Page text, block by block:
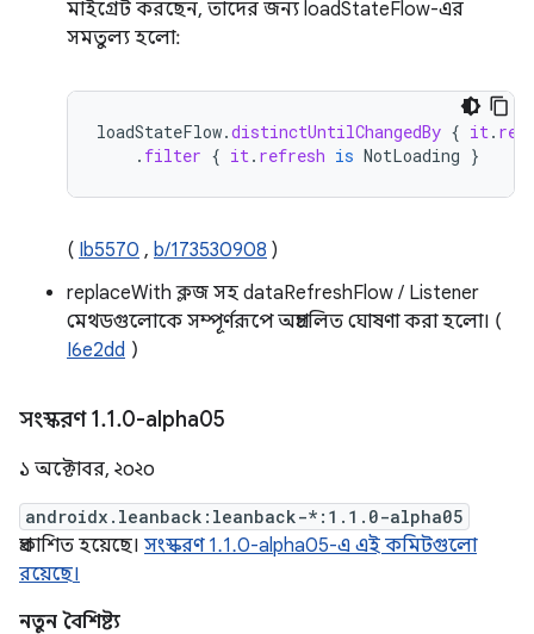
মাইগ্রেট করছেন, তাদের জন্য loadStateFlow-এর
সমতুল্য হলো:
loadStateFlow.distinctUntilChangedBy { it.
. filter { it. refresh is NotLoading }
( Ib5570 , b/173530908 )
replaceWith ক্লজ সহ dataRefreshFlow / Listener
মেথডগুলোকে সম্পূর্ণরূপে অপ্রচলিত ঘোষণা করা হলো। (
I6e2dd )
সংস্করণ 1.1.0-alpha05
১ অক্টোবর, ২০২০
androidx.leanback:leanback-*:1.1.0-alpha05
প্রকাশিত হয়েছে। সংস্করণ 1.1.0-alpha05-এ এই কমিটগুলো
রয়েছে।
নতুন বৈশিষ্ট্য